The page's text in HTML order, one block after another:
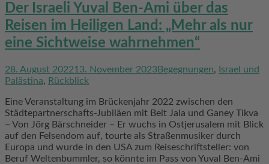
Der Israeli Yuval Ben-Ami über das
Reisen im Heiligen Land: „Mehr als nur
eine Sichtweise wahrnehmen“
28. August 202213. November 2023Begegnungen,
Israel und
Palästina, Rückblick
Eine Veranstaltung im Brückenjahr 2022 zwischen den
Städtepartnerschafts-Jubiläen mit Beit Jala und Ganey Tikva
– Von Jörg Bärschneider – Er wuchs in Ostjerusalem mit Blick
auf den Felsendom auf, tourte als Straßenmusiker durch
Europa und wurde in den USA zum Reiseschriftsteller: von
Beruf Weltenbummler, so könnte im Pass von Yuval Ben-Ami